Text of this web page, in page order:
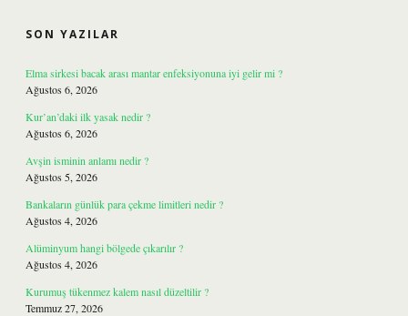
SON YAZILAR
Elma sirkesi bacak arası mantar enfeksiyonuna iyi gelir mi ?
Ağustos 6, 2026
Kur’an’daki ilk yasak nedir ?
Ağustos 6, 2026
Avşin isminin anlamı nedir ?
Ağustos 5, 2026
Bankaların günlük para çekme limitleri nedir ?
Ağustos 4, 2026
Alüminyum hangi bölgede çıkarılır ?
Ağustos 4, 2026
Kurumuş tükenmez kalem nasıl düzeltilir ?
Temmuz 27, 2026